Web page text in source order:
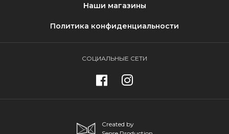
Наши магазины
Политика конфиденциальности
СОЦИАЛЬНЫЕ СЕТИ
Created by